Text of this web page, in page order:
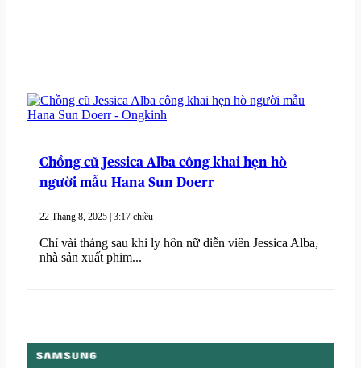
Chồng cũ Jessica Alba công khai hẹn hò
người mẫu Hana Sun Doerr
22 Tháng 8, 2025 | 3:17 chiều
Chỉ vài tháng sau khi ly hôn nữ diễn viên Jessica Alba,
nhà sản xuất phim...